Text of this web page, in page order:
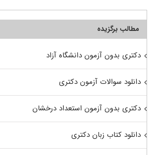
مطالب برگزیده
دکتری بدون آزمون دانشگاه آزاد
دانلود سوالات آزمون دکتری
دکتری بدون آزمون استعداد درخشان
دانلود کتاب زبان دکتری